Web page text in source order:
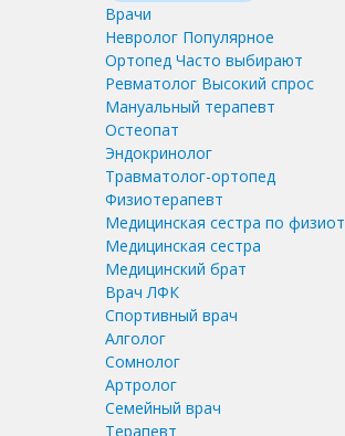
Врачи
Невролог Популярное
Ортопед Часто выбирают
Ревматолог Высокий спрос
Мануальный терапевт
Остеопат
Эндокринолог
Травматолог-ортопед
Физиотерапевт
Медицинская сестра по
Медицинская сестра
Медицинский брат
Врач ЛФК
Спортивный врач
Алголог
Сомнолог
Артролог
Семейный врач
Терапевт